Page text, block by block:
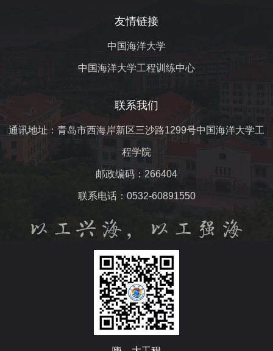
友情链接
中国海洋大学
中国海洋大学工程训练中心
联系我们
通讯地址：青岛市西海岸新区三沙路1299号中国海洋大学工
程学院
邮政编码：266404
联系电话：0532-60891550